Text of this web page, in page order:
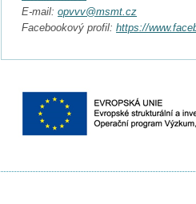
E-mail:opvvv@msmt.cz
Facebookový profil:https://